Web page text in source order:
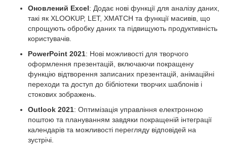
Оновлений Excel: Додає нові функції для аналізу даних,
такі як XLOOKUP, LET, XMATCH та функції масивів, що
спрощують обробку даних та підвищують продуктивність
користувачів.
PowerPoint 2021: Нові можливості для творчого
оформлення презентацій, включаючи покращену
функцію відтворення записаних презентацій, анімаційні
переходи та доступ до бібліотеки творчих шаблонів і
стокових зображень.
Outlook 2021: Оптимізація управління електронною
поштою та плануванням завдяки покращеній інтеграції
календарів та можливості перегляду відповідей на
зустрічі.